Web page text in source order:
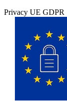
Privacy UE GDPR